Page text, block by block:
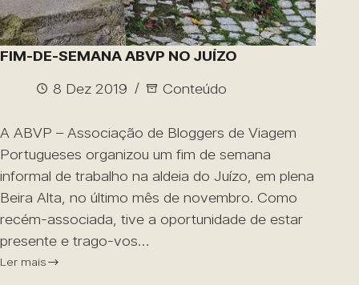
FIM-DE-SEMANA ABVP NO JUÍZO
8 Dez 2019
Conteúdo
A ABVP – Associação de Bloggers de Viagem
Portugueses organizou um fim de semana
informal de trabalho na aldeia do Juízo, em plena
Beira Alta, no último mês de novembro. Como
recém-associada, tive a oportunidade de estar
presente e trago-vos…
Ler mais